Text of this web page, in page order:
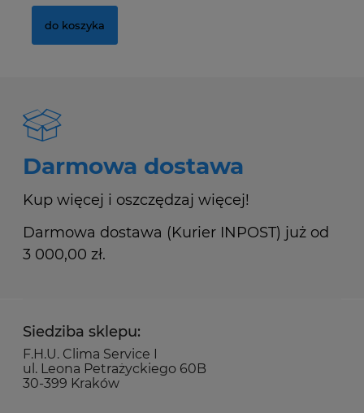
do koszyka
Darmowa dostawa
Kup więcej i oszczędzaj więcej!
Darmowa dostawa (Kurier INPOST) już od
3 000,00 zł.
Siedziba sklepu:
F.H.U. Clima Service I
ul. Leona Petrażyckiego 60B
30-399 Kraków